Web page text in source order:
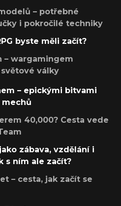
– potřebné
i pokročilé techniky
byste měli začít?
– wargamingem
války
– epickými bitvami
40,000? Cesta vede
zábava, vzdělání i
s ním ale začít?
– cesta, jak začít se